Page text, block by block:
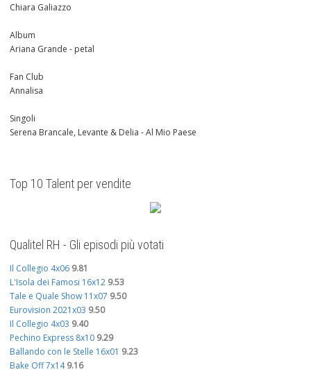
Chiara Galiazzo
Album
Ariana Grande - petal
Fan Club
Annalisa
Singoli
Serena Brancale, Levante & Delia - Al Mio Paese
Top 10 Talent per vendite
Qualitel RH - Gli episodi più votati
Il Collegio 4x06 9.81
L'Isola dei Famosi 16x12 9.53
Tale e Quale Show 11x07 9.50
Eurovision 2021x03 9.50
Il Collegio 4x03 9.40
Pechino Express 8x10 9.29
Ballando con le Stelle 16x01 9.23
Bake Off 7x14 9.16